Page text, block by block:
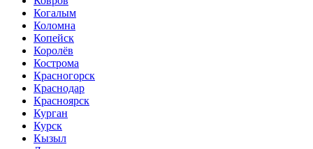
Когалым
Коломна
Копейск
Королёв
Кострома
Красногорск
Краснодар
Красноярск
Курган
Курск
Кызыл